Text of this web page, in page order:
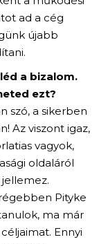
ad a cég
újabb
a bizalom.
ezt?
szó, a sikerben
Az viszont igaz,
vagyok,
oldaláról
Pityke
ma már
Ennyi